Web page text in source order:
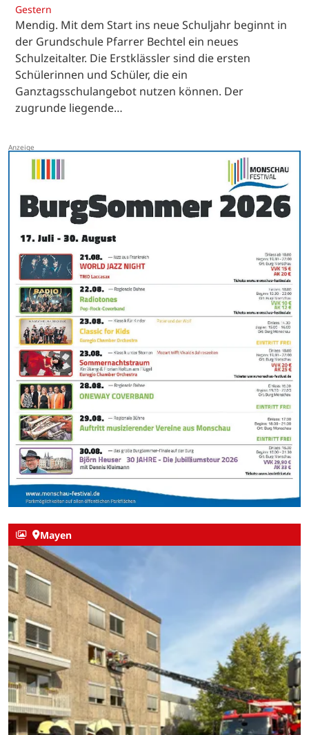
Gestern
Mendig. Mit dem Start ins neue Schuljahr beginnt in
der Grundschule Pfarrer Bechtel ein neues
Schulzeitalter. Die Erstklässler sind die ersten
Schülerinnen und Schüler, die ein
Ganztagsschulangebot nutzen können. Der
zugrunde liegende…
Mayen